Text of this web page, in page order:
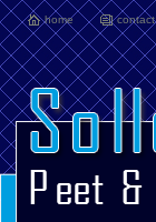
home contact